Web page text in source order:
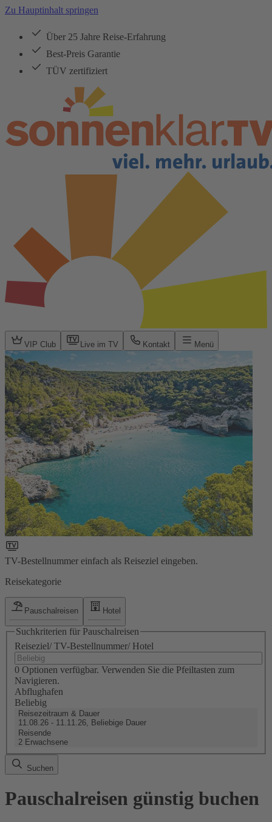
Zu Hauptinhalt springen
Über 25 Jahre Reise-Erfahrung
Best-Preis Garantie
TÜV zertifiziert
VIP Club Live im TV Kontakt Menü
TV-Bestellnummer einfach als Reiseziel eingeben.
Reisekategorie
Pauschalreisen Hotel
Suchkriterien für Pauschalreisen
Reiseziel/ TV-Bestellnummer/ Hotel
0 Optionen verfügbar. Verwenden Sie die Pfeiltasten zum
Navigieren.
Abflughafen
Beliebig
Reisezeitraum & Dauer
11.08.26 - 11.11.26, Beliebige Dauer
Reisende
2 Erwachsene
Suchen
Pauschalreisen günstig buchen